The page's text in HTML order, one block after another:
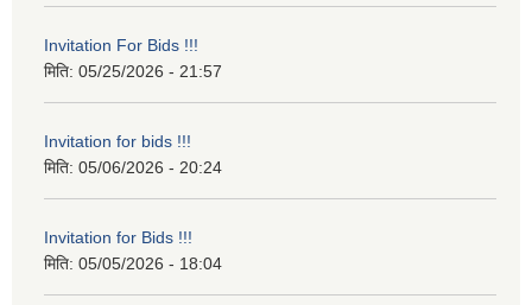
Invitation For Bids !!!
मिति: 05/25/2026 - 21:57
Invitation for bids !!!
मिति: 05/06/2026 - 20:24
Invitation for Bids !!!
मिति: 05/05/2026 - 18:04